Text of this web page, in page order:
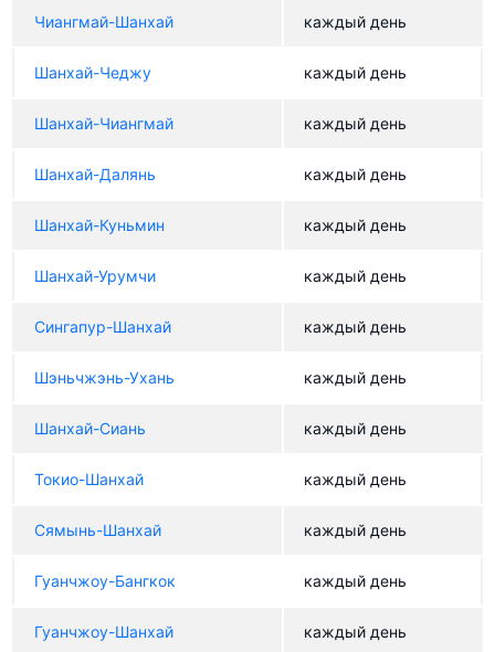
Чиангмай-Шанхай каждый день
Шанхай-Чеджу каждый день
Шанхай-Чиангмай каждый день
Шанхай-Далянь каждый день
Шанхай-Куньмин каждый день
Шанхай-Урумчи каждый день
Сингапур-Шанхай каждый день
Шэньчжэнь-Ухань каждый день
Шанхай-Сиань каждый день
Токио-Шанхай каждый день
Сямынь-Шанхай каждый день
Гуанчжоу-Бангкок каждый день
Гуанчжоу-Шанхай каждый день